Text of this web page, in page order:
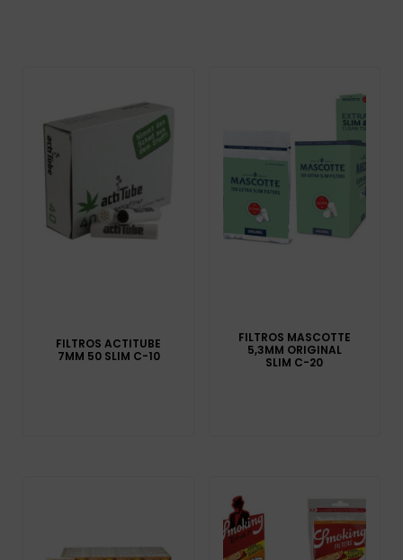
FILTROS ACTITUBE
7MM 50 SLIM C-10
FILTROS MASCOTTE
5,3MM ORIGINAL
SLIM C-20